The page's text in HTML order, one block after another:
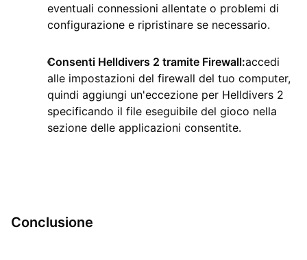
eventuali connessioni allentate o problemi di
configurazione e ripristinare se necessario.
Consenti Helldivers 2 tramite Firewall:accedi
alle impostazioni del firewall del tuo computer,
quindi aggiungi un'eccezione per Helldivers 2
specificando il file eseguibile del gioco nella
sezione delle applicazioni consentite.
Conclusione